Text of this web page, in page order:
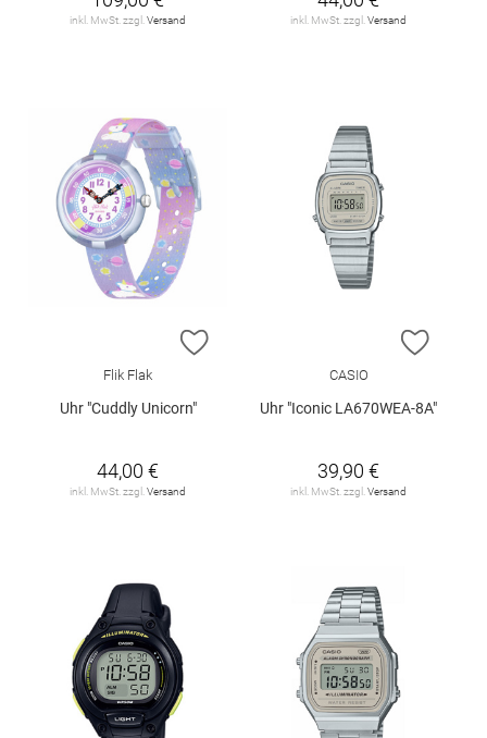
inkl. MwSt. zzgl. Versand inkl. MwSt. zzgl. Versand
ZUR WUNSCHLISTE HINZUFÜGEN
Flik Flak
Uhr "Cuddly Unicorn"
44,00 €
inkl. MwSt. zzgl. Versand
ZUR
CASIO
Uhr "Iconic LA670WEA-8A"
39,90 €
inkl. MwSt. zzgl. Versand